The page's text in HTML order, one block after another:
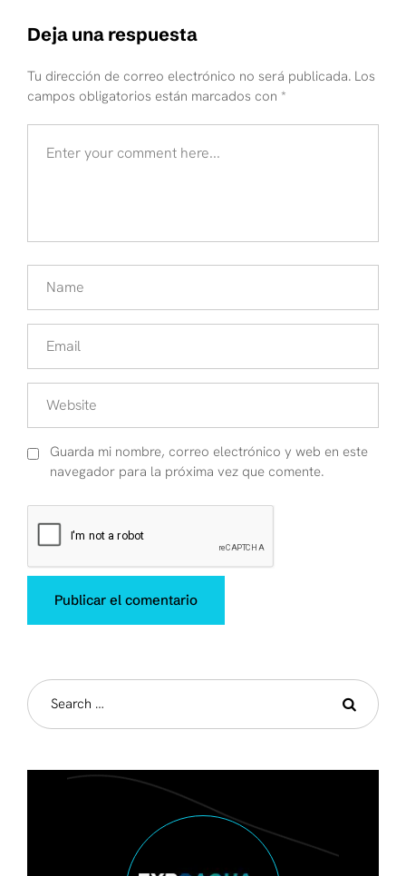
Deja una respuesta
Tu dirección de correo electrónico no será publicada. Los
campos obligatorios están marcados con *
Guarda mi nombre, correo electrónico y web en este
navegador para la próxima vez que comente.